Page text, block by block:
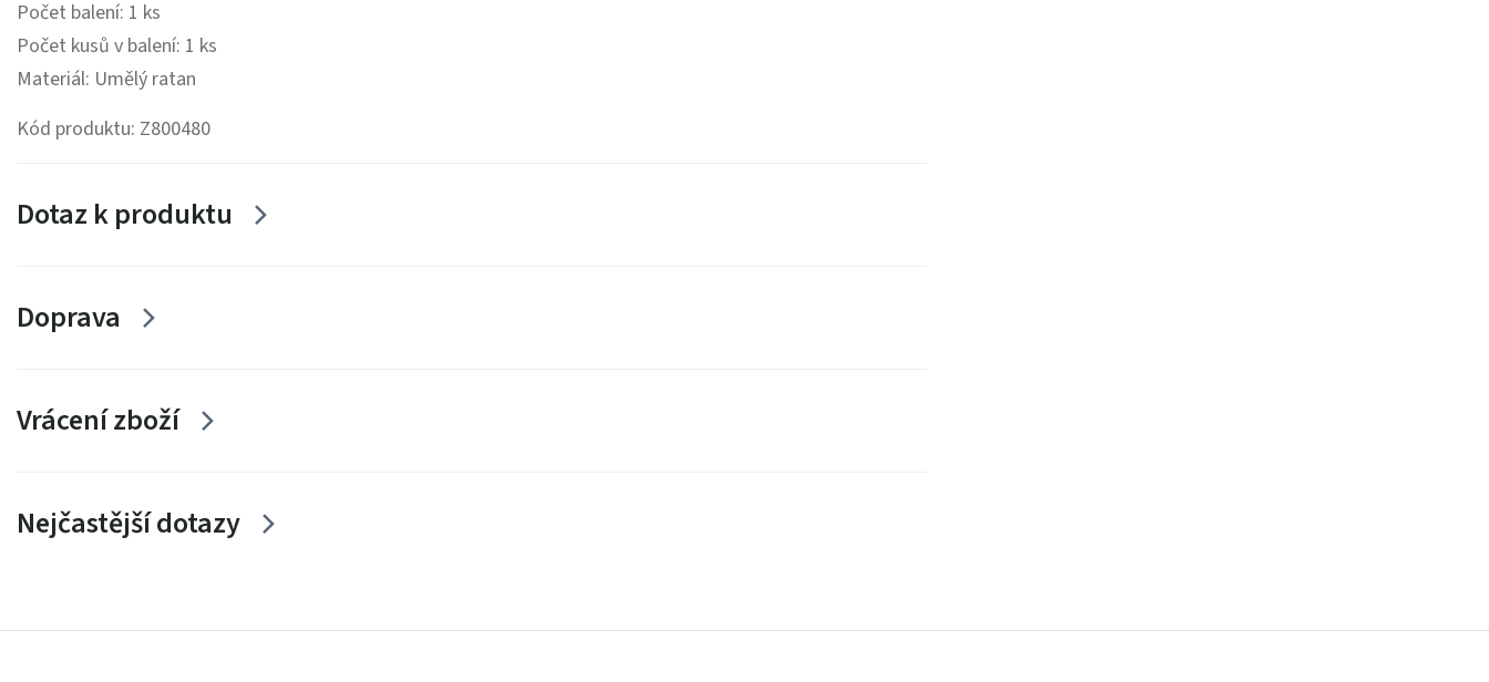
Počet balení: 1 ks
Počet kusů v balení: 1 ks
Materiál: Umělý ratan
Kód produktu: Z800480
Dotaz k produktu
Doprava
Vrácení zboží
Nejčastější dotazy